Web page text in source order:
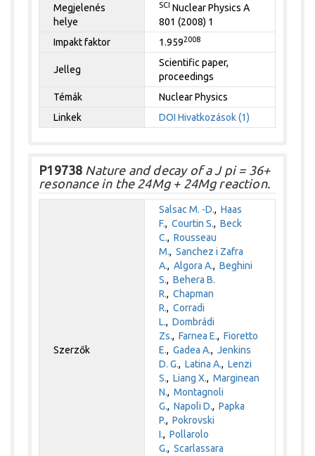
Megjelenés
helye
SCI Nuclear Physics A
801 (2008) 1
Impakt faktor
1.9592008
Jelleg
Scientific paper,
proceedings
Témák
Nuclear Physics
Linkek
DOI Hivatkozások (1)
P19738 Nature and decay of a J pi = 36+
resonance in the 24Mg + 24Mg reaction.
Szerzők
Salsac M. -D.,Haas
F.,Courtin S.,Beck
C.,Rousseau
M.,Sanchez i Zafra
A.,Algora A.,Beghini
S.,Behera B.
R.,Chapman
R.,Corradi
L.,Dombrádi
Zs.,Farnea E.,Fioretto
E.,Gadea A.,Jenkins
D. G.,Latina A.,Lenzi
S.,Liang X.,Marginean
N.,Montagnoli
G.,Napoli D.,Papka
P.,Pokrovski
I.,Pollarolo
G.,Scarlassara